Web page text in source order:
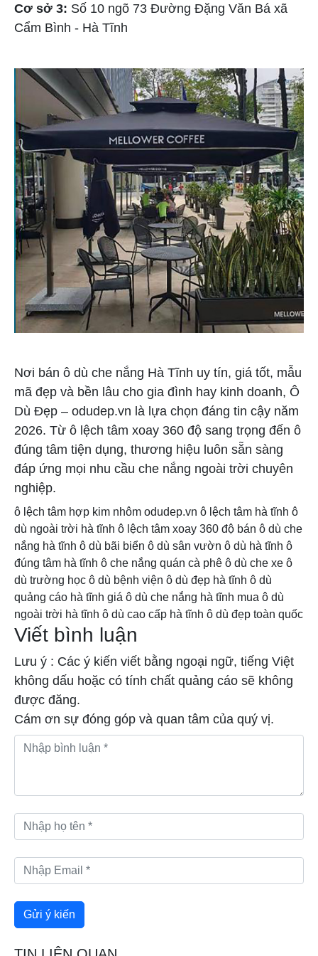
Cơ sở 3: Số 10 ngõ 73 Đường Đặng Văn Bá xã
Cẩm Bình - Hà Tĩnh
Nơi bán ô dù che nắng Hà Tĩnh uy tín, giá tốt, mẫu
mã đẹp và bền lâu cho gia đình hay kinh doanh, Ô
Dù Đẹp – odudep.vn là lựa chọn đáng tin cậy năm
2026. Từ ô lệch tâm xoay 360 độ sang trọng đến ô
đúng tâm tiện dụng, thương hiệu luôn sẵn sàng
đáp ứng mọi nhu cầu che nắng ngoài trời chuyên
nghiệp.
ô lệch tâm hợp kim nhôm odudep.vn ô lệch tâm hà tĩnh ô
dù ngoài trời hà tĩnh ô lệch tâm xoay 360 độ bán ô dù che
nắng hà tĩnh ô dù bãi biển ô dù sân vườn ô dù hà tĩnh ô
đúng tâm hà tĩnh ô che nắng quán cà phê ô dù che xe ô
dù trường học ô dù bệnh viện ô dù đẹp hà tĩnh ô dù
quảng cáo hà tĩnh giá ô dù che nắng hà tĩnh mua ô dù
ngoài trời hà tĩnh ô dù cao cấp hà tĩnh ô dù đẹp toàn quốc
Viết bình luận
Lưu ý : Các ý kiến viết bằng ngoại ngữ, tiếng Việt
không dấu hoặc có tính chất quảng cáo sẽ không
được đăng.
Cám ơn sự đóng góp và quan tâm của quý vị.